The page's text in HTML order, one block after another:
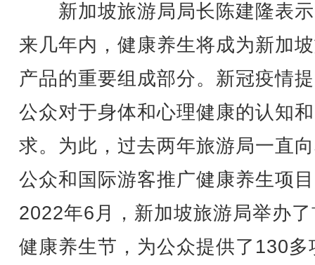
新加坡旅游局局长陈建隆表
来几年内，健康养生将成为新加
产品的重要组成部分。新冠疫情
公众对于身体和心理健康的认知
求。为此，过去两年旅游局一直
公众和国际游客推广健康养生项
2022年6月，新加坡旅游局举办
健康养生节，为公众提供了130多